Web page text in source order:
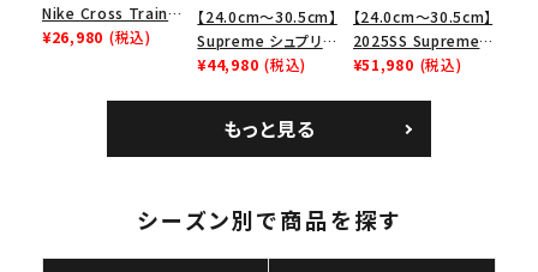
キーワードから探す
Nike Cross Trainer
Low ナイキクロスト
¥26,980 (税込)
【24.0cm～30.5cm】
Supreme シュプリー
ム 2023AW Nike
カー ホワイト 白
¥44,980 (税込)
【24.0cm～30.5cm】
2025SS Supreme
GOODENOUGH
ムグッドイナフ ナイキ
エアフォース１スニー
ト
¥51,980 (税込)
もっと見る
シーズン別で商品を探す